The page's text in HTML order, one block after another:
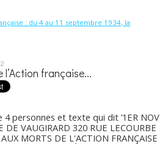
: du 4 au 11 septembre 1934, la
française...